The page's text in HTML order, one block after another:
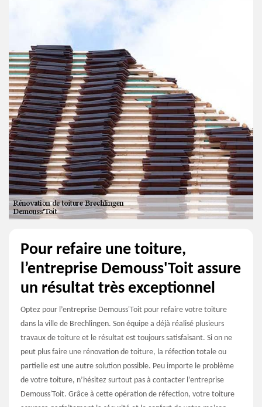
Pour refaire une toiture,
l’entreprise Demouss'Toit assure
un résultat très exceptionnel
Optez pour l’entreprise Demouss'Toit pour refaire votre toiture
dans la ville de Brechlingen. Son équipe a déjà réalisé plusieurs
travaux de toiture et le résultat est toujours satisfaisant. Si on ne
peut plus faire une rénovation de toiture, la réfection totale ou
partielle est une autre solution possible. Peu importe le problème
de votre toiture, n’hésitez surtout pas à contacter l’entreprise
Demouss'Toit. Grâce à cette opération de réfection, votre toiture